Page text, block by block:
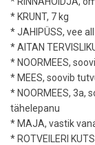
* KRUNT, 7 kg
* JAHIPÜSS, vee
* AITAN
* NOORMEES,
* MEES, soovib
* NOORMEES, 3a,
tähelepanu
* MAJA, vastik
* ROTVEILERI